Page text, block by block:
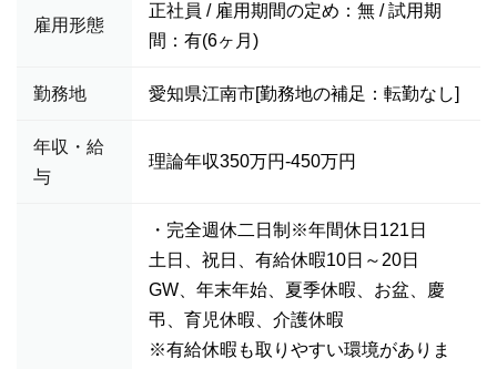
雇用形態
正社員 / 雇用期間の定め：無 / 試用期
間：有(6ヶ月)
勤務地 愛知県江南市[勤務地の補足：転勤なし]
年収・給
与
理論年収350万円-450万円
・完全週休二日制※年間休日121日
土日、祝日、有給休暇10日～20日
GW、年末年始、夏季休暇、お盆、慶
弔、育児休暇、介護休暇
※有給休暇も取りやすい環境がありま